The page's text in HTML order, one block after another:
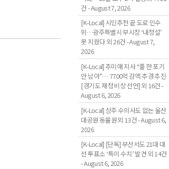
건 - August 7, 2026
[K-Local] 시민추천 끝 도로 인수
위…광주특별시 부시장 ‘내정설’
못 지웠다 외 26건 - August 7,
2026
[K-Local] 추미애 지사 “풀 한 포기
안 남아”… 7700억 감액 추경 추진
[경기도 재정 비상 선언] 외 16건 -
August 6, 2026
[K-Local] 상주 수의사도 없는 울산
대공원 동물원 외 13건 - August 6,
2026
[K-Local] [단독] 부산서도 21대 대
선 투표소 ‘특이 수치’ 발견 외 14건
- August 6, 2026